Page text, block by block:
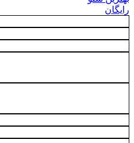
رایگان